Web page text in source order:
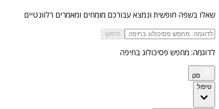
שאלו בשפה חופשית ונמצא עבורכם מומחים ומאמרים רלוונטיים
חיפוש
לדוגמה: מחפש פסיכולוג בחיפה
סנן
טיפול